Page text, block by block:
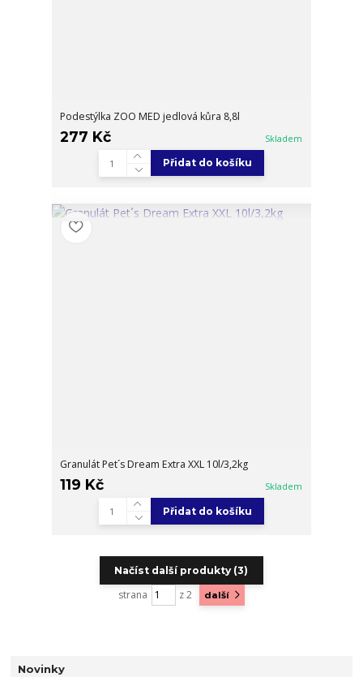
Podestýlka ZOO MED jedlová kůra 8,8l
277 Kč Skladem
Přidat do košíku
Granulát Pet´s Dream Extra XXL 10l/3,2kg
119 Kč Skladem
Přidat do košíku
Načíst další produkty (3)
strana z 2 další
Novinky